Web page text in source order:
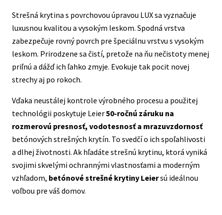
Strešná krytina s povrchovou úpravou LUX sa vyznačuje
luxusnou kvalitou a vysokým leskom. Spodná vrstva
zabezpečuje rovný povrch pre špeciálnu vrstvu s vysokým
leskom. Prirodzene sa čistí, pretože na ňu nečistoty menej
priľnú a dážď ich ľahko zmyje. Evokuje tak pocit novej
strechy aj po rokoch.
Vďaka neustálej kontrole výrobného procesu a použitej
technológii poskytuje Leier50-ročnú záruku na
rozmerovú presnosť, vodotesnosť a mrazuvzdornosť
betónových strešných krytín. To svedčí o ich spoľahlivosti
a dlhej životnosti. Ak hľadáte strešnú krytinu, ktorá vyniká
svojimi skvelými ochrannými vlastnosťami a moderným
vzhľadom, betónové strešné krytiny Leiersú ideálnou
voľbou pre váš domov.